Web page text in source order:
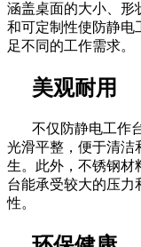
涵盖桌面的大小、形
和可定制性使防静电
足不同的工作需求。
美观耐用
不仅防静电工作
光滑平整，便于清洁
生。此外，不锈钢材
台能承受较大的压力
性。